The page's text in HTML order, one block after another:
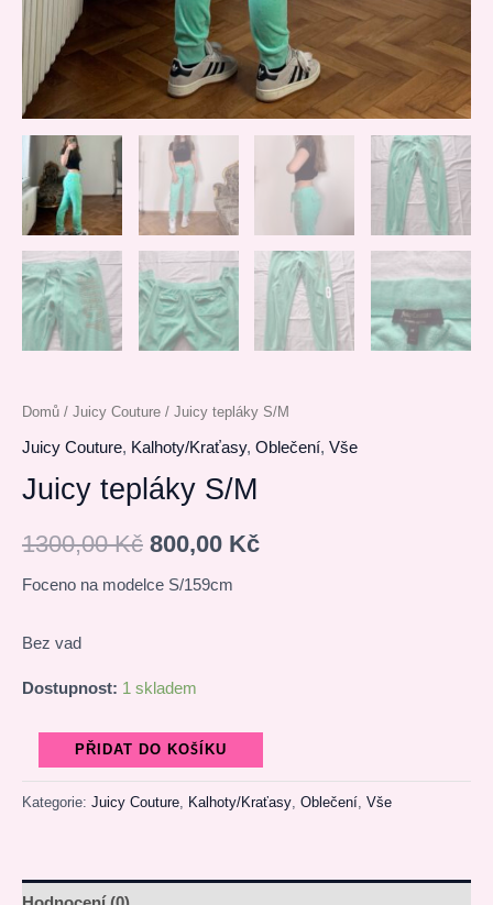
Domů / Juicy Couture / Juicy tepláky S/M
Juicy Couture, Kalhoty/Kraťasy, Oblečení, Vše
Juicy tepláky S/M
1300,00Kč 800,00 Kč
Foceno na modelce S/159cm
Bez vad
Dostupnost: 1 skladem
PŘIDAT DO KOŠÍKU
Kategorie: Juicy Couture, Kalhoty/Kraťasy, Oblečení, Vše